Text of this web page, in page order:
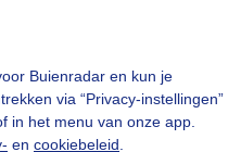
Buienradar en kun je
via “Privacy-instellingen”
in het menu van onze app.
en cookiebeleid